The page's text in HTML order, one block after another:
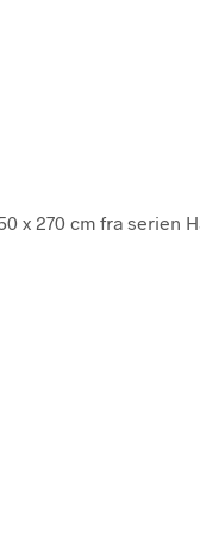
x 270 cm fra serien